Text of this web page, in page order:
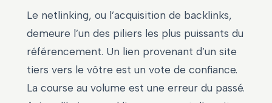
Le netlinking, ou l’acquisition de backlinks,
demeure l’un des piliers les plus puissants du
référencement. Un lien provenant d’un site
tiers vers le vôtre est un vote de confiance.
La course au volume est une erreur du passé.